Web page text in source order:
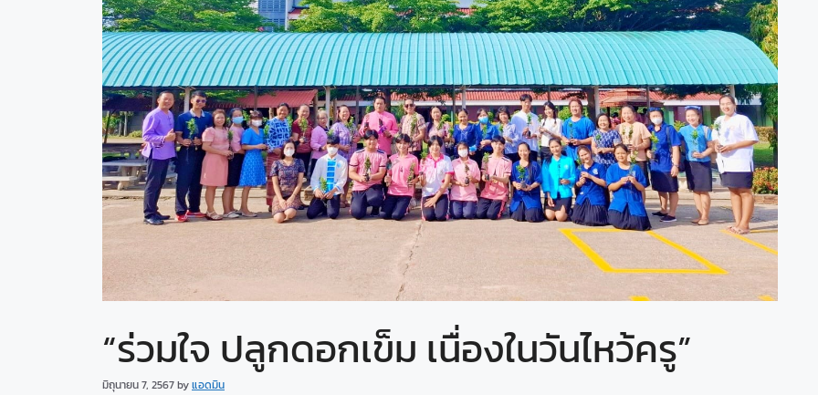
“ร่วมใจ ปลูกดอกเข็ม เนื่องในวันไหว้ครู”
มิถุนายน 7, 2567byแอดมิน